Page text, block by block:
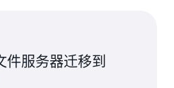
件服务器迁移到